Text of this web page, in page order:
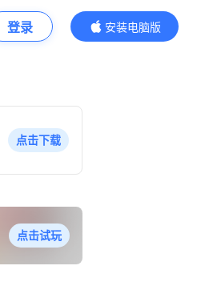
登录
安装电脑版
内容更精彩
点击下载
点击试玩